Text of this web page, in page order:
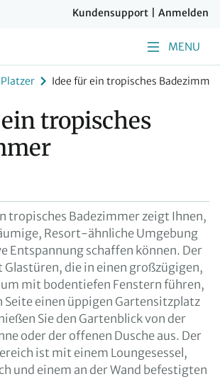
Kundensupport Anmelden
MENU
Idee für ein tropisches Badezimmer
tropisches
tropisches Badezimmer zeigt Ihnen,
Resort-ähnliche Umgebung
Entspannung schaffen können. Der
die in einen großzügigen,
mit bodentiefen Fenstern führen,
Seite einen üppigen Gartensitzplatz
Sie den Gartenblick von der
oder der offenen Dusche aus. Der
ist mit einem Loungesessel,
und einem an der Wand befestigten